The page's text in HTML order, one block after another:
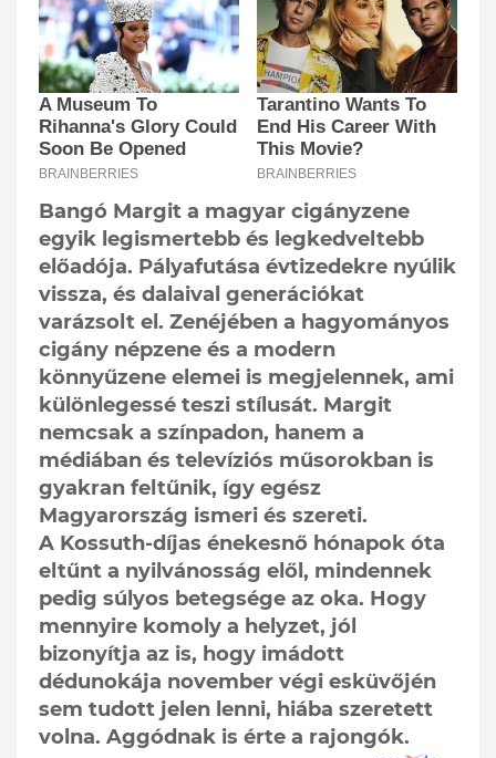
Bangó Margit a magyar cigányzene
egyik legismertebb és legkedveltebb
előadója. Pályafutása évtizedekre nyúlik
vissza, és dalaival generációkat
varázsolt el. Zenéjében a hagyományos
cigány népzene és a modern
könnyűzene elemei is megjelennek, ami
különlegessé teszi stílusát. Margit
nemcsak a színpadon, hanem a
médiában és televíziós műsorokban is
gyakran feltűnik, így egész
Magyarország ismeri és szereti.
A Kossuth-díjas énekesnő hónapok óta
eltűnt a nyilvánosság elől, mindennek
pedig súlyos betegsége az oka. Hogy
mennyire komoly a helyzet, jól
bizonyítja az is, hogy imádott
dédunokája november végi esküvőjén
sem tudott jelen lenni, hiába szeretett
volna. Aggódnak is érte a rajongók.